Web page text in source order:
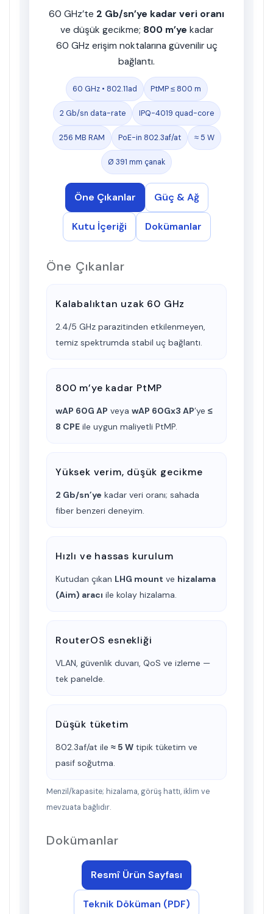
60 GHz’te 2 Gb/sn’ye kadar veri oranı
ve düşük gecikme; 800 m’ye kadar
60 GHz erişim noktalarına güvenilir uç
bağlantı.
60 GHz • 802.11ad PtMP ≤ 800 m
2 Gb/sn data-rate IPQ-4019 quad-core
256 MB RAM PoE-in 802.3af/at ≈ 5 W
Ø 391 mm çanak
Öne Çıkanlar Güç & Ağ
Kutu İçeriği Dokümanlar
Öne Çıkanlar
Kalabalıktan uzak 60 GHz
2.4/5 GHz parazitinden etkilenmeyen,
temiz spektrumda stabil uç bağlantı.
800 m’ye kadar PtMP
wAP 60G AP veya wAP 60Gx3 AP’ye ≤
8 CPE ile uygun maliyetli PtMP.
Yüksek verim, düşük gecikme
2 Gb/sn’ye kadar veri oranı; sahada
fiber benzeri deneyim.
Hızlı ve hassas kurulum
Kutudan çıkan LHG mount ve hizalama
(Aim) aracı ile kolay hizalama.
RouterOS esnekliği
VLAN, güvenlik duvarı, QoS ve izleme —
tek panelde.
Düşük tüketim
802.3af/at ile ≈ 5 W tipik tüketim ve
pasif soğutma.
Menzil/kapasite; hizalama, görüş hattı, iklim ve
mevzuata bağlıdır.
Dokümanlar
Resmî Ürün Sayfası
Teknik Döküman (PDF)